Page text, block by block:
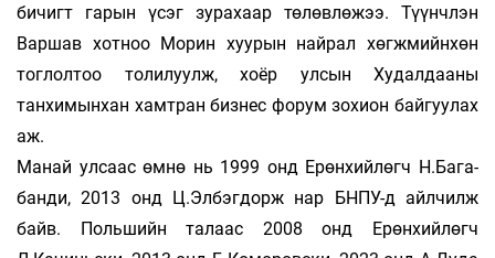
бичигт гарын үсэг зурахаар төлөв­лөжээ. Түүнчлэн
Варшав хотноо Морин хуурын найрал хөгжмийнхөн
тоглолтоо толилуулж, хоёр улсын Худалдааны
танхимынхан хамтран бизнес форум зохион байгуулах
аж.
Манай улсаас өмнө нь 1999 онд Ерөнхийлөгч Н.Бага­­
банди, 2013 онд Ц.Элбэгдорж нар БНПУ-д айлчилж
байв. Польшийн талаас 2008 онд Ерөн­хийлөгч